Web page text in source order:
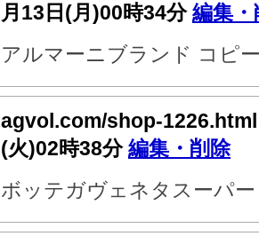
月13日(月)00時34分編集・
アルマーニブランド コピ
agvol.com/shop-
(火)02時38分編集・削除
ボッテガヴェネタスーパ